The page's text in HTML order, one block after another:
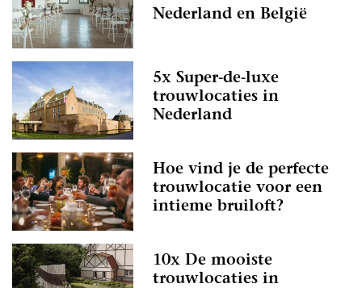
Nederland en België
5x Super-de-luxe
trouwlocaties in
Nederland
Hoe vind je de perfecte
trouwlocatie voor een
intieme bruiloft?
10x De mooiste
trouwlocaties in